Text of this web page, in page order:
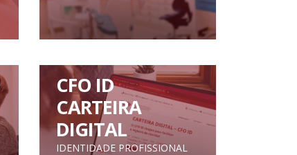
CFO ID
CARTEIRA
DIGITAL
IDENTIDADE PROFISSIONAL